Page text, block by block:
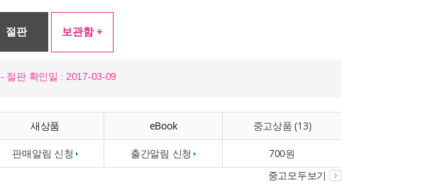
절판 보관함 +
- 절판 확인일 : 2017-03-09
새상품 eBook 중고상품 (13)
판매알림 신청 출간알림 신청 700원
중고모두보기